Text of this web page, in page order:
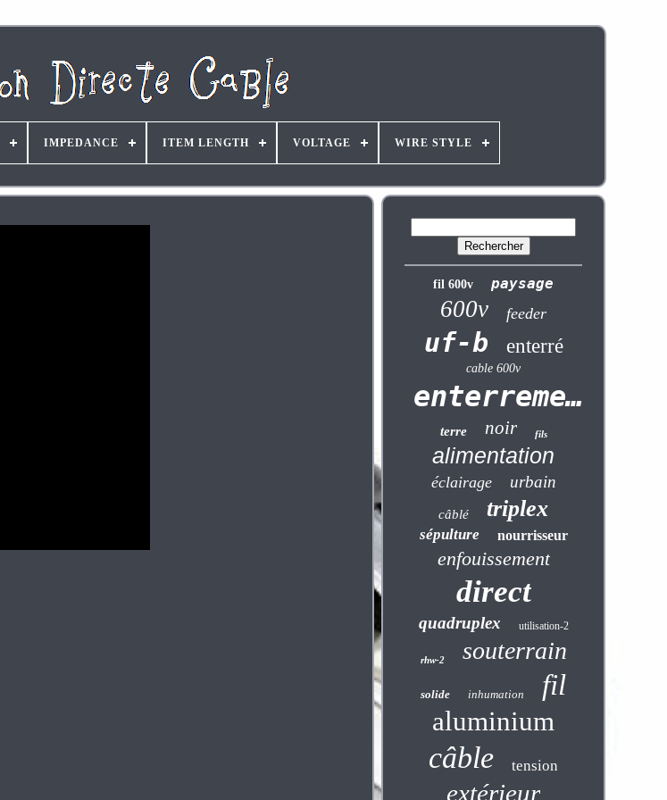
IMPEDANCE ITEM LENGTH VOLTAGE WIRE STYLE
fil 600v paysage
600v feeder
uf-b enterré
cable 600v
enterrement
terre noir fils
alimentation
éclairage urbain
câblé triplex
sépulture nourrisseur
enfouissement
direct
quadruplex utilisation-2
rhw-2 souterrain
solide inhumation fil
aluminium
câble tension
extérieur